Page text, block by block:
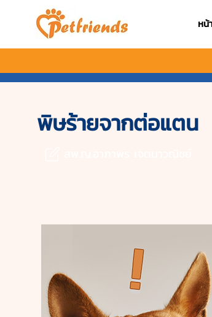
หน้
พิษร้ายจากต่อแตน